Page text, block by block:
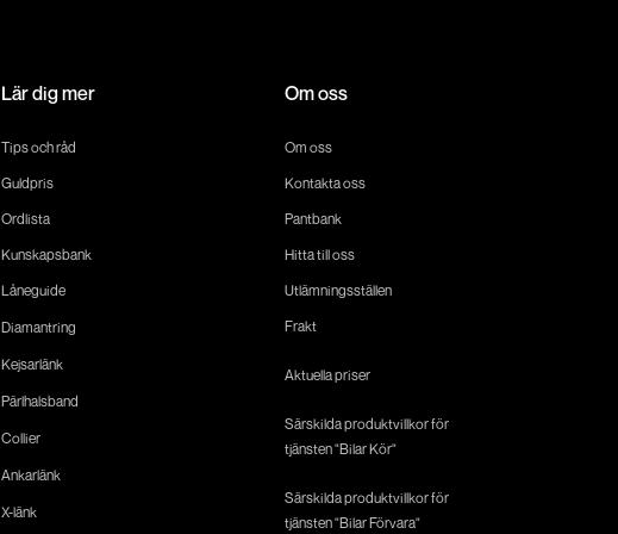
Lär dig mer
Tips och råd
Guldpris
Ordlista
Kunskapsbank
Låneguide
Diamantring
Kejsarlänk
Pärlhalsband
Collier
Ankarlänk
X-länk
Om oss
Om oss
Kontakta oss
Pantbank
Hitta till oss
Utlämningsställen
Frakt
Aktuella priser
Särskilda produktvillkor för
tjänsten "Bilar Kör"
Särskilda produktvillkor för
tjänsten "Bilar Förvara"